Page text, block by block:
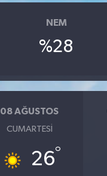
NEM
%28
08 AĞUSTOS
CUMARTESI
26°